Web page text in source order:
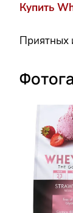
Купить
Приятных